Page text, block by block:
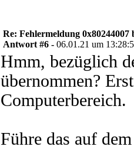
Re: Fehlermeldung
Antwort #6 - 06.01.21 um
Hmm, bezüglich
übernommen?
Computerbereich.
Führe das auf